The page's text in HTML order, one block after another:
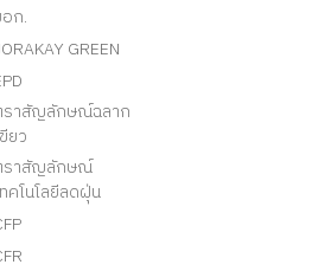
ก.
GREEN
าสัญลักษณ์ฉลาก
ยว
ราสัญลักษณ์
คโนโลยีลดฝุ่น